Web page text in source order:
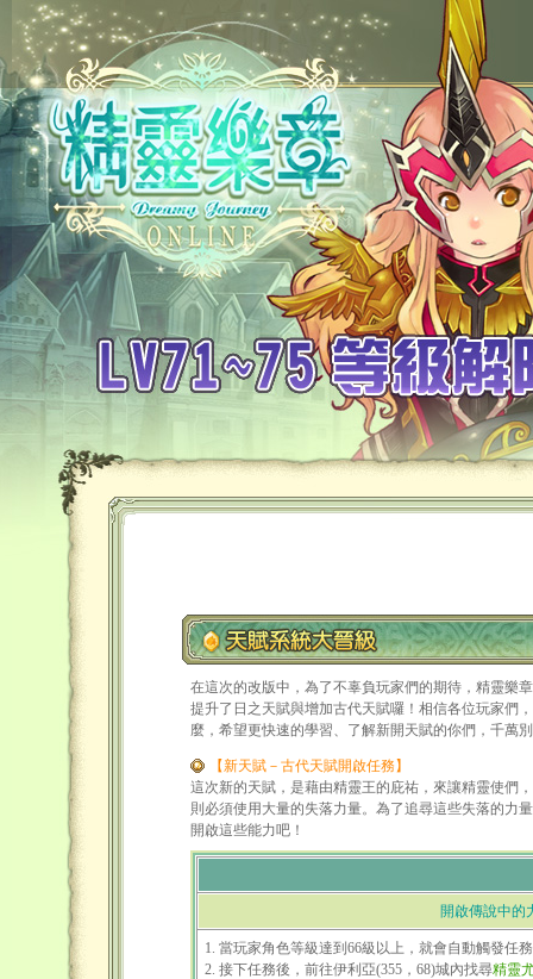
在這次的改版中，為了不辜負玩家們的期待，精靈樂
提升了日之天賦與增加古代天賦囉！相信各位玩家們
麼，希望更快速的學習、了解新開天賦的你們，千萬
【新天賦－古代天賦開啟任務】
這次新的天賦，是藉由精靈王的庇祐，來讓精靈使們
則必須使用大量的失落力量。為了追尋這些失落的力
開啟這些能力吧！
開啟傳說中的
1. 當玩家角色等級達到66級以上，就會自動觸發任務
2. 接下任務後，前往伊利亞(355，68)城內找尋精靈